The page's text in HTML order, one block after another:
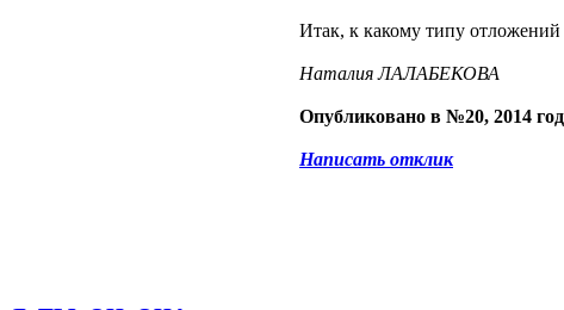
Итак, к какому типу
Наталия ЛАЛАБЕКОВА
Опубликовано в №20, 2014
Написать отклик